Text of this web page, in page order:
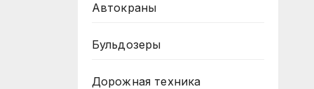
Автокраны
Бульдозеры
Дорожная техника